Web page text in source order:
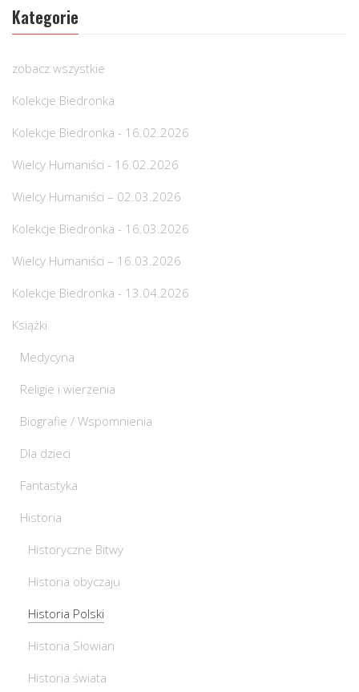
Kategorie
zobacz wszystkie
Kolekcje Biedronka
Kolekcje Biedronka - 16.02.2026
Wielcy Humaniści - 16.02.2026
Wielcy Humaniści – 02.03.2026
Kolekcje Biedronka - 16.03.2026
Wielcy Humaniści – 16.03.2026
Kolekcje Biedronka - 13.04.2026
Książki
Medycyna
Religie i wierzenia
Biografie / Wspomnienia
Dla dzieci
Fantastyka
Historia
Historyczne Bitwy
Historia obyczaju
Historia Polski
Historia Słowian
Historia świata